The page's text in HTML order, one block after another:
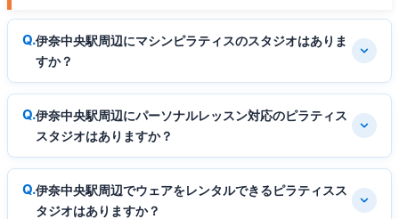
伊奈中央駅周辺にマシンピラティスのスタジオはありま
すか？
伊奈中央駅周辺にパーソナルレッスン対応のピラティス
スタジオはありますか？
伊奈中央駅周辺でウェアをレンタルできるピラティスス
タジオはありますか？